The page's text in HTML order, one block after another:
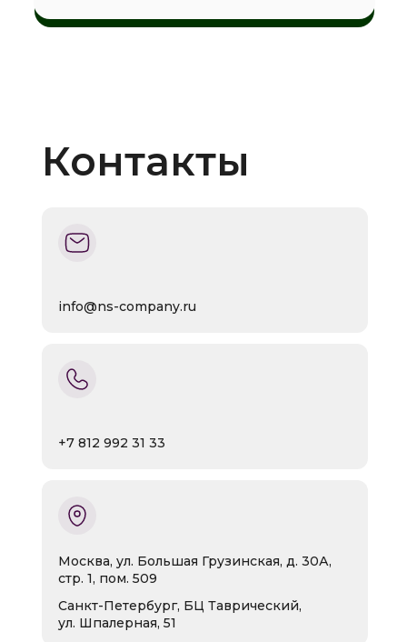
Контакты
+7 812 992 31 33
info@ns-company.ru
Москва, ул. Большая Грузинская, д. 30А,
стр. 1, пом. 509
Санкт-Петербург, БЦ Таврический,
ул. Шпалерная, 51